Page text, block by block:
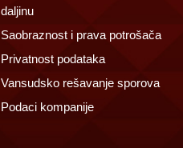
daljinu
Saobraznost i prava potrošača
Privatnost podataka
Vansudsko rešavanje sporova
Podaci kompanije